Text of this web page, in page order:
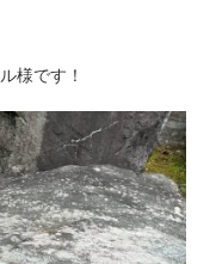
様です！